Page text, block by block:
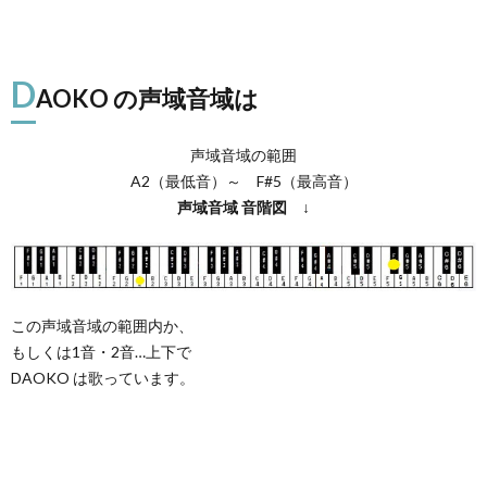
DAOKO の声域音域は
声域音域の範囲
A2（最低音）～ F#5（最高音）
声域音域音階図 ↓
この声域音域の範囲内か、
もしくは1音・2音…上下で
DAOKO は歌っています。